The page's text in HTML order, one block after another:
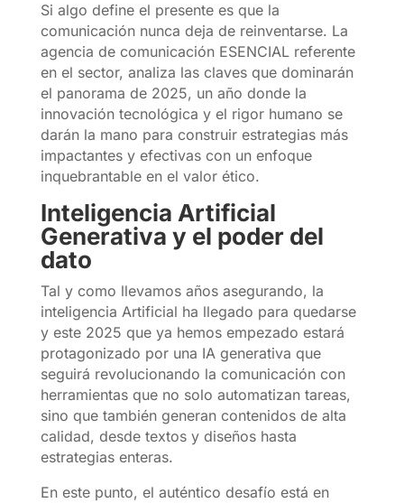
Si algo define el presente es que la
comunicación nunca deja de reinventarse. La
agencia de comunicación ESENCIAL referente
en el sector, analiza las claves que dominarán
el panorama de 2025, un año donde la
innovación tecnológica y el rigor humano se
darán la mano para construir estrategias más
impactantes y efectivas con un enfoque
inquebrantable en el valor ético.
Inteligencia Artificial
Generativa y el poder del
dato
Tal y como llevamos años asegurando, la
inteligencia Artificial ha llegado para quedarse
y este 2025 que ya hemos empezado estará
protagonizado por una IA generativa que
seguirá revolucionando la comunicación con
herramientas que no solo automatizan tareas,
sino que también generan contenidos de alta
calidad, desde textos y diseños hasta
estrategias enteras.
En este punto, el auténtico desafío está en